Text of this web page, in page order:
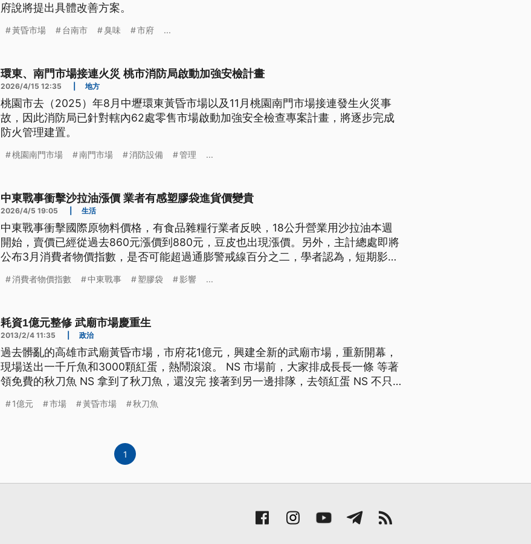
府說將提出具體改善方案。
黃昏市場 台南市 臭味 市府 ...
環東、南門市場接連火災 桃市消防局啟動加強安檢計畫
2026/4/15 12:35 地方
桃園市去（2025）年8月中壢環東黃昏市場以及11月桃園南門市場接連發生火災事
故，因此消防局已針對轄內62處零售市場啟動加強安全檢查專案計畫，將逐步完成
防火管理建置。
桃園南門市場 南門市場 消防設備 管理 ...
中東戰事衝擊沙拉油漲價 業者有感塑膠袋進貨價變貴
2026/4/5 19:05 生活
中東戰事衝擊國際原物料價格，有食品雜糧行業者反映，18公升營業用沙拉油本週
開始，賣價已經從過去860元漲價到880元，豆皮也出現漲價。另外，主計總處即將
公布3月消費者物價指數，是否可能超過通膨警戒線百分之二，學者認為，短期影響
消費者物價指數 中東戰事 塑膠袋 影響 ...
耗資1億元整修 武廟市場慶重生
2013/2/4 11:35 政治
過去髒亂的高雄市武廟黃昏市場，市府花1億元，興建全新的武廟市場，重新開幕，
現場送出一千斤魚和3000顆紅蛋，熱鬧滾滾。 NS 市場前，大家排成長長一條 等著
領免費的秋刀魚 NS 拿到了秋刀魚，還沒完 接著到另一邊排隊，去領紅蛋 NS 不只
有錢 這一些都是慶祝高雄武廟市場重生的禮物 ==逛
1億元 市場 黃昏市場 秋刀魚
1